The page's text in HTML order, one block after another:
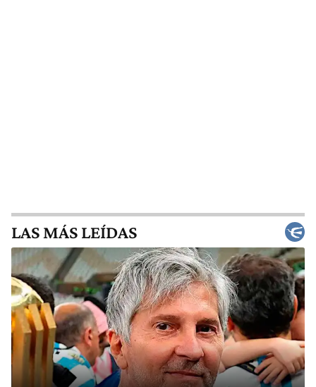
LAS MÁS LEÍDAS